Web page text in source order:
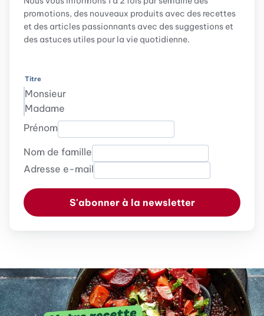
promotions, des nouveaux produits avec des recettes
et des articles passionnants avec des suggestions et
des astuces utiles pour la vie quotidienne.
Titre
Monsieur
Madame
Prénom
Nom de famille
Adresse e-mail
S'abonner à la newsletter